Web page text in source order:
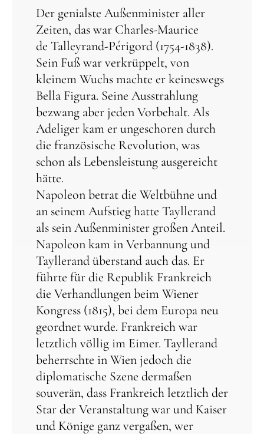
Der genialste Außenminister aller
Zeiten, das war Charles-Maurice
de Talleyrand-Périgord (1754-1838).
Sein Fuß war verkrüppelt, von
kleinem Wuchs machte er keineswegs
Bella Figura. Seine Ausstrahlung
bezwang aber jeden Vorbehalt. Als
Adeliger kam er ungeschoren durch
die französische Revolution, was
schon als Lebensleistung ausgereicht
hätte.
Napoleon betrat die Weltbühne und
an seinem Aufstieg hatte Tayllerand
als sein Außenminister großen Anteil.
Napoleon kam in Verbannung und
Tayllerand überstand auch das. Er
führte für die Republik Frankreich
die Verhandlungen beim Wiener
Kongress (1815), bei dem Europa neu
geordnet wurde. Frankreich war
letztlich völlig im Eimer. Tayllerand
beherrschte in Wien jedoch die
diplomatische Szene dermaßen
souverän, dass Frankreich letztlich der
Star der Veranstaltung war und Kaiser
und Könige ganz vergaßen, wer